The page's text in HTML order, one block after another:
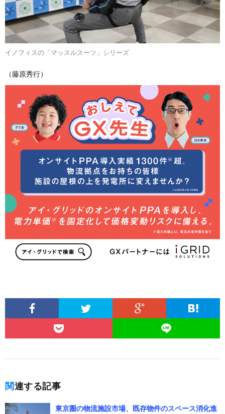
イノフィスの「マッスルスーツ」シリーズ
（藤原秀行）
関連する記事
東京圏の物流施設市場、既存物件のスペース消化進